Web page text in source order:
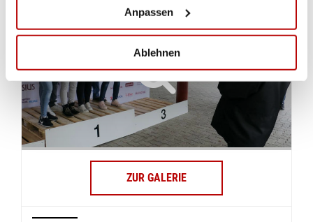
Anpassen
Ablehnen
ZUR GALERIE